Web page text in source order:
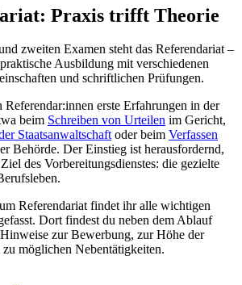
Praxis trifft Theorie
zweiten Examen steht das Referendariat –
Ausbildung mit verschiedenen
und schriftlichen Prüfungen.
Referendar:innen erste Erfahrungen in der
beim Schreiben von Urteilen im Gericht,
Staatsanwaltschaftoder beim Verfassen
Behörde. Der Einstieg ist herausfordernd,
des Vorbereitungsdienstes: die gezielte
Referendariat findet ihr alle wichtigen
Dort findest du neben dem Ablauf
zur Bewerbung, zur Höhe der
möglichen Nebentätigkeiten.